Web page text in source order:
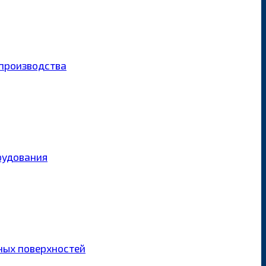
поверхностей